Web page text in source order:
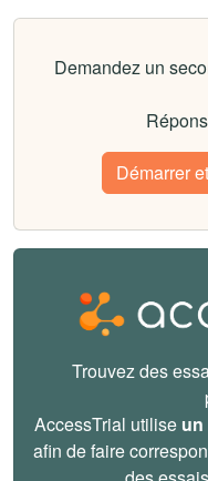
Demandez un
Démarrer
Trouvez des
AccessTrial utilise
afin de faire